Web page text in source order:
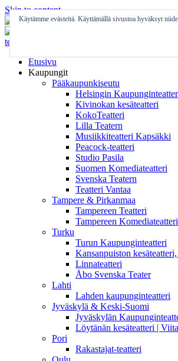
Skip to content
Etusivu
Kaupungit
Pääkaupunkiseutu
Helsingin
Kivinokan kesäteatteri
KokoTeatteri
Lilla Teatern
Musiikkiteatteri Kapsäkki
Peacock-teatteri
Studio Pasila
Suomen Komediateatteri
Svenska Teatern
Teatteri Vantaa
Tampere & Pirkanmaa
Tampereen Teatteri
Tampereen Komediateatteri
Turku
Turun Kaupunginteatteri
Kansanpuiston
Linnateatteri
Åbo Svenska Teater
Lahti
Lahden kaupunginteatteri
Jyväskylä & Keski-Suomi
Jyväskylän
Löytänän kesäteatteri |
Pori
Rakastajat-teatteri
Käytämme evästeitä. Käyttämällä sivustoa hyväksyt